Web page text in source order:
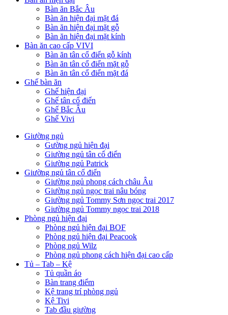
Bàn ăn Bắc Âu
Bàn ăn hiện đại mặt đá
Bàn ăn hiện đại mặt gỗ
Bàn ăn hiện đại mặt kính
Bàn ăn cao cấp VIVI
Bàn ăn tân cổ điển gỗ kính
Bàn ăn tân cổ điển mặt gỗ
Bàn ăn tân cổ điển mặt đá
Ghế bàn ăn
Ghế hiện đại
Ghế tân cổ điển
Ghế Bắc Âu
Ghế Vivi
Giường ngủ
Gường ngủ hiện đại
Giường ngủ tân cổ điển
Giường ngủ Patrick
Giường ngủ tân cổ điển
Giường ngủ phong cách châu Âu
Giường ngủ ngọc trai nâu bóng
Giường ngủ Tommy Sơn ngọc trai 2017
Giường ngủ Tommy ngọc trai 2018
Phòng ngủ hiện đại
Phòng ngủ hiện đại BOF
Phòng ngủ hiện đại Peacook
Phòng ngủ Wilz
Phòng ngủ phong cách hiện đại cao cấp
Tủ – Tab – Kệ
Tủ quần áo
Bàn trang điểm
Kệ trang trí phòng ngủ
Kệ Tivi
Tab đầu giường